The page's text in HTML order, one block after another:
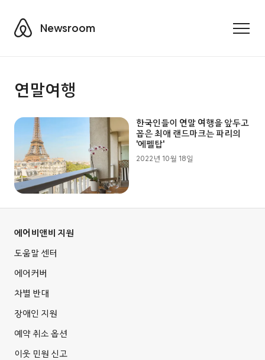
AirbnbNewsroom
연말여행
한국인들이 연말 여행을 앞두고
꼽은 최애 랜드마크는 파리의
'에펠탑'
2022년 10월 18일
에어비앤비 지원
도움말 센터
에어커버
차별 반대
장애인 지원
예약 취소 옵션
이웃 민원 신고